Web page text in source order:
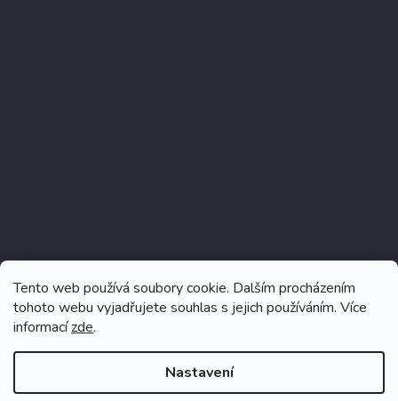
Tento web používá soubory cookie. Dalším procházením
tohoto webu vyjadřujete souhlas s jejich používáním. Více
informacízde.
Nastavení
Sledovat na Instagramu